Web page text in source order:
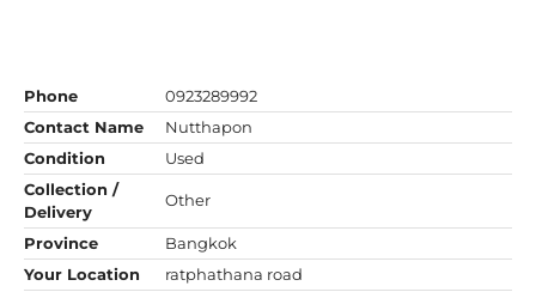
Phone
0923289992
Contact Name
Nutthapon
Condition
Used
Collection /
Delivery
Other
Province
Bangkok
Your Location
ratphathana road